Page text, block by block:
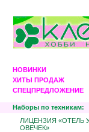
НОВИНКИ
ХИТЫ ПРОДАЖ
СПЕЦПРЕДЛОЖЕНИЕ
Наборы по техникам:
ЛИЦЕНЗИЯ «ОТЕЛЬ
ОВЕЧЕК»